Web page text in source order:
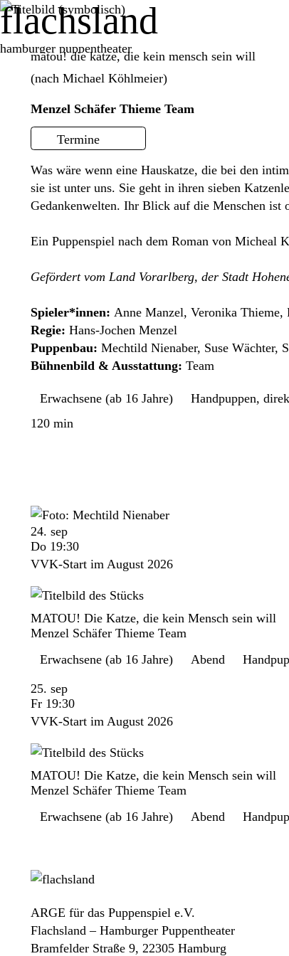
Programm
flachsland
hamburger puppentheater
matou! die katze, die kein mensch sein will
(nach Michael Köhlmeier)
Menzel Schäfer Thieme Team
Termine
Was wäre wenn eine Hauskatze, die bei den
sie ist unter uns. Sie geht in ihren sieben
Gedankenwelten. Ihr Blick auf die Menschen ist
Ein Puppenspiel nach dem Roman von Micheal
Gefördert vom Land Vorarlberg, der Stadt
Spieler*innen: Anne Manzel, Veronika Thieme,
Regie: Hans-Jochen Menzel
Puppenbau: Mechtild Nienaber, Suse Wächter,
Bühnenbild & Ausstattung: Team
Erwachsene (ab 16 Jahre)
Handpuppen,
120 min
24. sep
Do 19:30
VVK-Start im August 2026
MATOU! Die Katze, die kein Mensch sein will
Menzel Schäfer Thieme Team
Erwachsene (ab 16 Jahre)
Abend
25. sep
Fr 19:30
VVK-Start im August 2026
MATOU! Die Katze, die kein Mensch sein will
Menzel Schäfer Thieme Team
Erwachsene (ab 16 Jahre)
Abend
ARGE für das Puppenspiel e.V.
Flachsland – Hamburger Puppentheater
Bramfelder Straße 9, 22305 Hamburg